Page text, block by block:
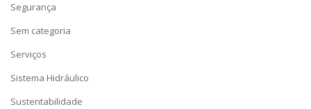
Segurança
Sem categoria
Serviços
Sistema Hidráulico
Sustentabilidade